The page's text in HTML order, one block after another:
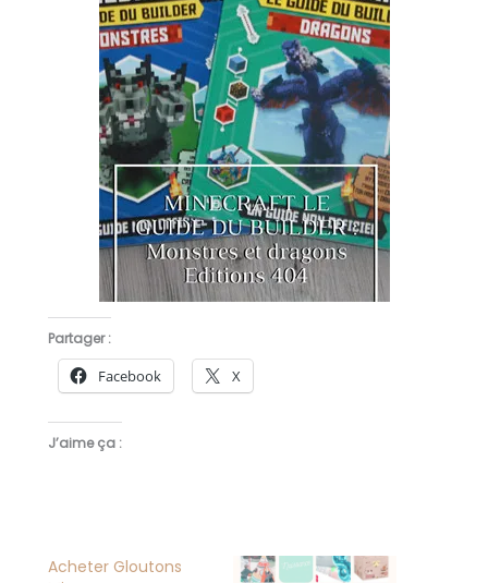
Partager :
Facebook X
J’aime ça :
Acheter Gloutons